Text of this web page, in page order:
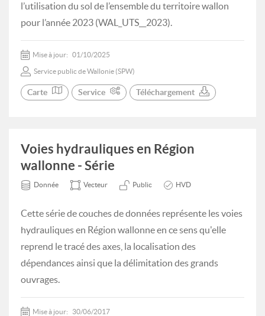
l’utilisation du sol de l’ensemble du territoire wallon
pour l’année 2023 (WAL_UTS__2023).
Mise à jour: 01/10/2025
Service public de Wallonie (SPW)
Carte Service Téléchargement
Voies hydrauliques en Région
wallonne - Série
Donnée Vecteur Public HVD
Cette série de couches de données représente les voies
hydrauliques en Région wallonne en ce sens qu'elle
reprend le tracé des axes, la localisation des
dépendances ainsi que la délimitation des grands
ouvrages.
Mise à jour: 30/06/2017